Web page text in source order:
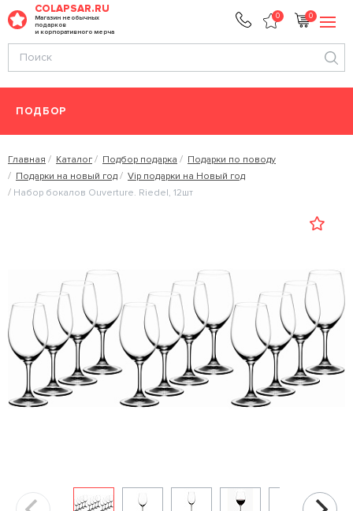
COLAPSAR.RU
Магазин необычных
подарков
и корпоративного мерча
0 0
ПОДБОР
Главная Каталог Подбор подарка
Подарки по поводу
Подарки на новый год
Vip подарки на Новый год
Набор бокалов Ouverture. Riedel, 12шт